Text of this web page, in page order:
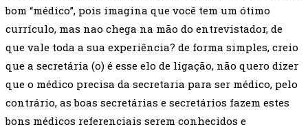
bom “médico”, pois imagina que você tem um ótimo
currículo, mas nao chega na mão do entrevistador, de
que vale toda a sua experiência? de forma simples, creio
que a secretária (o) é esse elo de ligação, não quero dizer
que o médico precisa da secretaria para ser médico, pelo
contrário, as boas secretárias e secretários fazem estes
bons médicos referenciais serem conhecidos e